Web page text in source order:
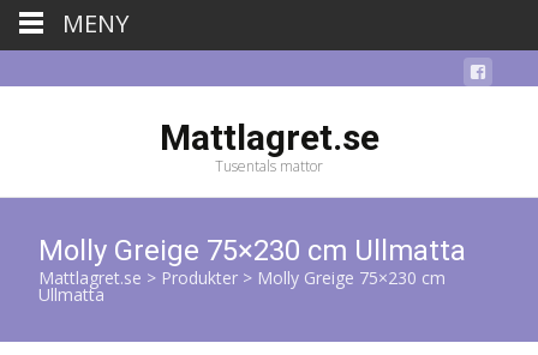
Mattlagret.se
Tusentals mattor
Molly Greige 75×230 cm Ullmatta
Mattlagret.se > Produkter > Molly Greige 75×230 cm
Ullmatta
MENY